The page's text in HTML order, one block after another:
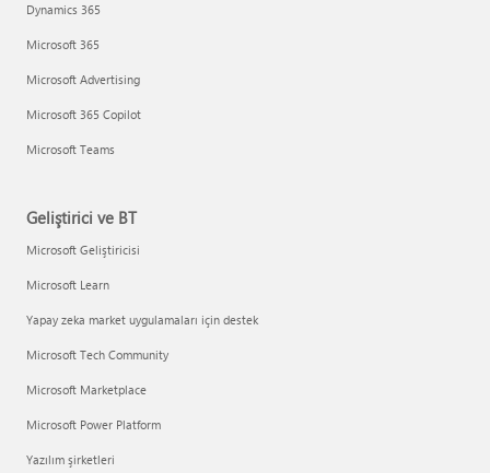
Dynamics 365
Microsoft 365
Microsoft Advertising
Microsoft 365 Copilot
Microsoft Teams
Geliştirici ve BT
Microsoft Geliştiricisi
Microsoft Learn
Yapay zeka market uygulamaları için destek
Microsoft Tech Community
Microsoft Marketplace
Microsoft Power Platform
Yazılım şirketleri